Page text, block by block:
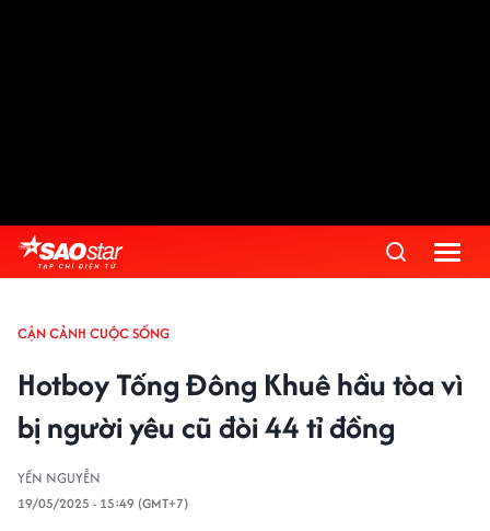
CẬN CẢNH CUỘC SỐNG
Hotboy Tống Đông Khuê hầu tòa vì
bị người yêu cũ đòi 44 tỉ đồng
YẾN NGUYỄN
19/05/2025 - 15:49 (GMT+7)